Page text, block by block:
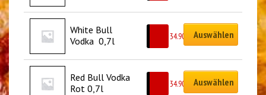
White Bull
Vodka  0,7l
34.90 Auswählen
Red Bull Vodka
Rot 0,7l
34.90 Auswählen